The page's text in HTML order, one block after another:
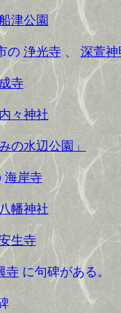
津公園
の 浄光寺、深萱神
寺
々神社
の水辺公園」
海岸寺
幡神社
生寺
寺 に句碑がある。